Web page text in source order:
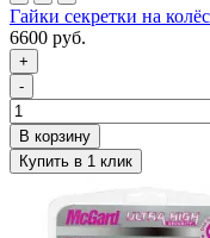
Гайки секретки на
6600 руб.
+
-